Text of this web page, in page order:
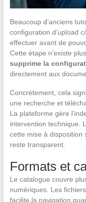
Beaucoup d’anciens
configuration d’upload
effectuer avant de
Cette étape n’existe plus.
supprime la
directement aux
Concrètement, cela
une recherche et
La plateforme gère
intervention technique.
cette mise à disposition
reste transparent.
Formats et
Le catalogue couvre
numériques. Les
facilite la navigation